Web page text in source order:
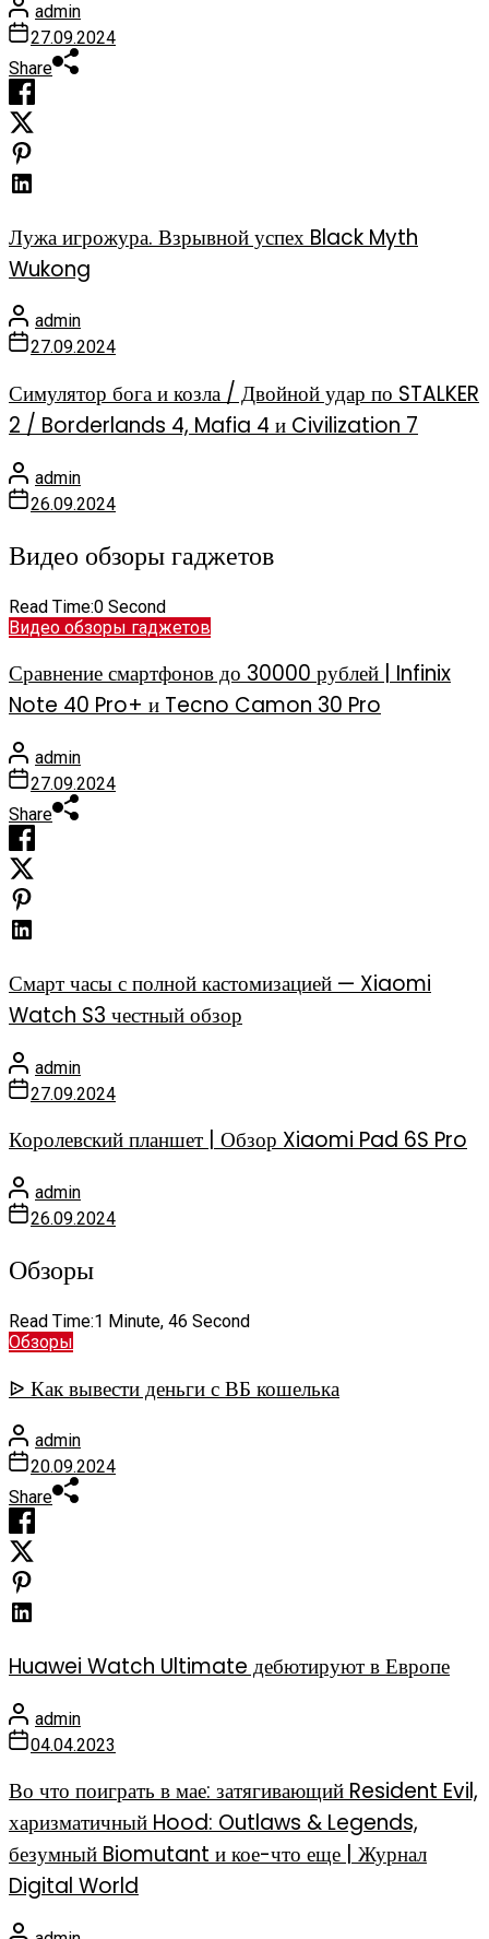
admin
27.09.2024
Share
Лужа игрожура. Взрывной успех Black Myth
Wukong
admin
27.09.2024
Симулятор бога и козла / Двойной удар по STALKER
2 / Borderlands 4, Mafia 4 и Civilization 7
admin
26.09.2024
Видео обзоры гаджетов
Read Time:0 Second
Видео обзоры гаджетов
Сравнение смартфонов до 30000 рублей | Infinix
Note 40 Pro+ и Tecno Camon 30 Pro
admin
27.09.2024
Share
Смарт часы с полной кастомизацией — Xiaomi
Watch S3 честный обзор
admin
27.09.2024
Королевский планшет | Обзор Xiaomi Pad 6S Pro
admin
26.09.2024
Обзоры
Read Time:1 Minute, 46 Second
Обзоры
ᐉ Как вывести деньги с ВБ кошелька
admin
20.09.2024
Share
Huawei Watch Ultimate дебютируют в Европе
admin
04.04.2023
Во что поиграть в мае: затягивающий Resident Evil,
харизматичный Hood: Outlaws & Legends,
безумный Biomutant и кое-что еще | Журнал
Digital World